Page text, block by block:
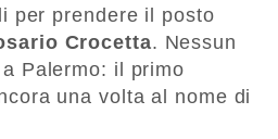
per prendere il posto
Crocetta. Nessun
Palermo: il primo
una volta al nome di